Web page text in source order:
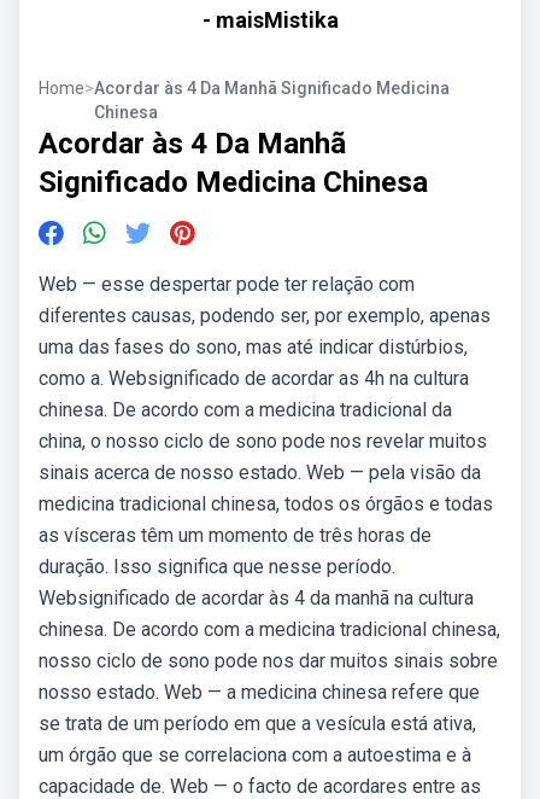
- maisMistika
Home>Acordar às 4 Da Manhã Significado Medicina
Chinesa
Acordar às 4 Da Manhã
Significado Medicina Chinesa
Web — esse despertar pode ter relação com
diferentes causas, podendo ser, por exemplo, apenas
uma das fases do sono, mas até indicar distúrbios,
como a. Websignificado de acordar as 4h na cultura
chinesa. De acordo com a medicina tradicional da
china, o nosso ciclo de sono pode nos revelar muitos
sinais acerca de nosso estado. Web — pela visão da
medicina tradicional chinesa, todos os órgãos e todas
as vísceras têm um momento de três horas de
duração. Isso significa que nesse período.
Websignificado de acordar às 4 da manhã na cultura
chinesa. De acordo com a medicina tradicional chinesa,
nosso ciclo de sono pode nos dar muitos sinais sobre
nosso estado. Web — a medicina chinesa refere que
se trata de um período em que a vesícula está ativa,
um órgão que se correlaciona com a autoestima e à
capacidade de. Web — o facto de acordares entre as